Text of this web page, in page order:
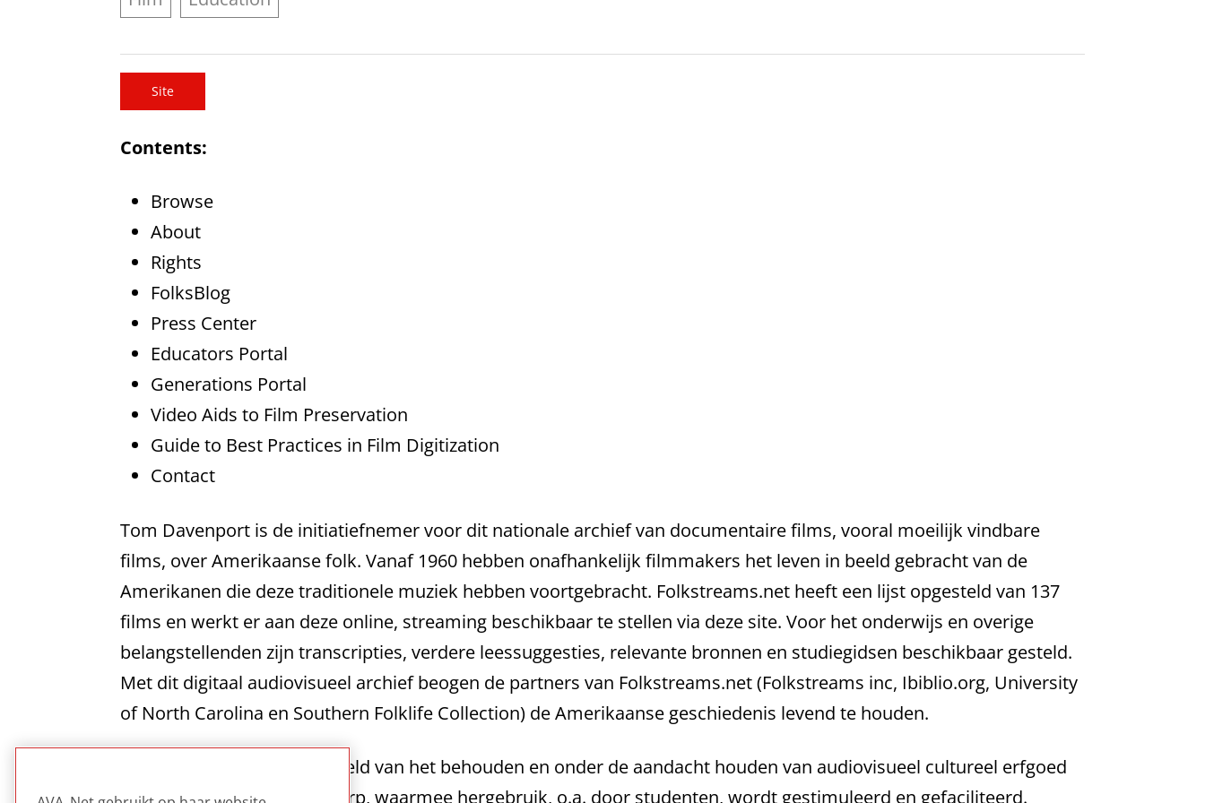
Site
Contents:
Browse
About
Rights
FolksBlog
Press Center
Educators Portal
Generations Portal
Video Aids to Film Preservation
Guide to Best Practices in Film Digitization
Contact
Tom Davenport is de initiatiefnemer voor dit nationale archief van documentaire films, vooral moeilijk vindbare
films, over Amerikaanse folk. Vanaf 1960 hebben onafhankelijk filmmakers het leven in beeld gebracht van de
Amerikanen die deze traditionele muziek hebben voortgebracht. Folkstreams.net heeft een lijst opgesteld van 137
films en werkt er aan deze online, streaming beschikbaar te stellen via deze site. Voor het onderwijs en overige
belangstellenden zijn transcripties, verdere leessuggesties, relevante bronnen en studiegidsen beschikbaar gesteld.
Met dit digitaal audiovisueel archief beogen de partners van Folkstreams.net (Folkstreams inc, Ibiblio.org, University
of North Carolina en Southern Folklife Collection) de Amerikaanse geschiedenis levend te houden.
Dit is een bekroond voorbeeld van het behouden en onder de aandacht houden van audiovisueel cultureel erfgoed
over een specifiek onderwerp, waarmee hergebruik, o.a. door studenten, wordt gestimuleerd en gefaciliteerd.